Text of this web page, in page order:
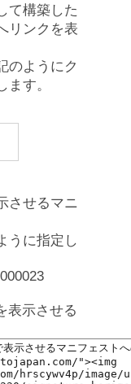
て構築した
リンクを表
のようにク
す。
させるマニ
うに指定し
表示させる